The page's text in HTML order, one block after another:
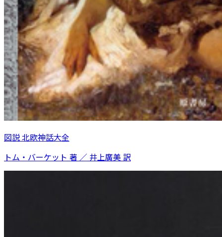
図説 北欧神話大全
トム・バーケット 著 ／ 井上廣美 訳